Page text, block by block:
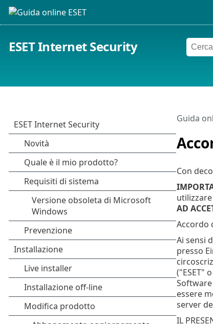
ESET Internet Security
Guida
Con
AD
Accordo
Ai sensi
presso
("ESET"
essere
server
IL